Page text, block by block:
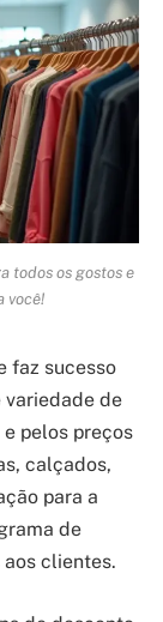
todos os gostos e
você!
faz sucesso
variedade de
pelos preços
calçados,
para a
de
clientes.